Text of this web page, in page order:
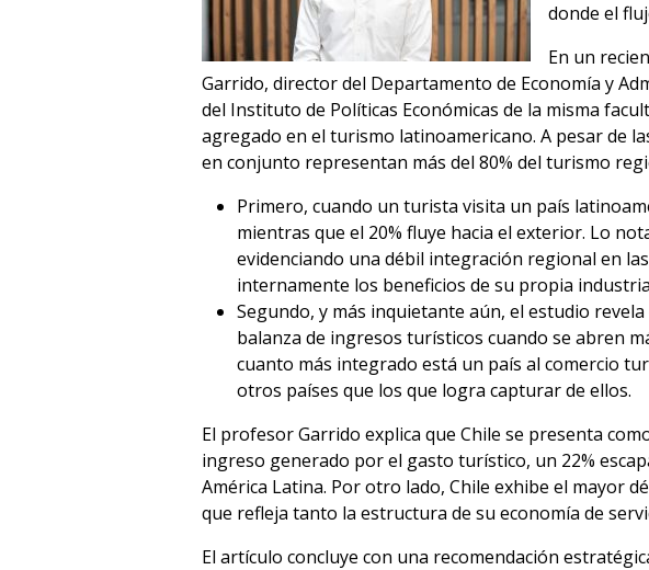
donde el
En un
Garrido, director del Departamento de Economía y
del Instituto de Políticas Económicas de la misma
agregado en el turismo latinoamericano. A pesar de
en conjunto representan más del 80% del turismo
Primero, cuando un turista visita un país
mientras que el 20% fluye hacia el exterior. Lo
evidenciando una débil integración regional en
internamente los beneficios de su propia
Segundo, y más inquietante aún, el estudio
balanza de ingresos turísticos cuando se abren
cuanto más integrado está un país al comercio
otros países que los que logra capturar de ellos.
El profesor Garrido explica que Chile se presenta
ingreso generado por el gasto turístico, un 22%
América Latina. Por otro lado, Chile exhibe el mayor
que refleja tanto la estructura de su economía de
El artículo concluye con una recomendación